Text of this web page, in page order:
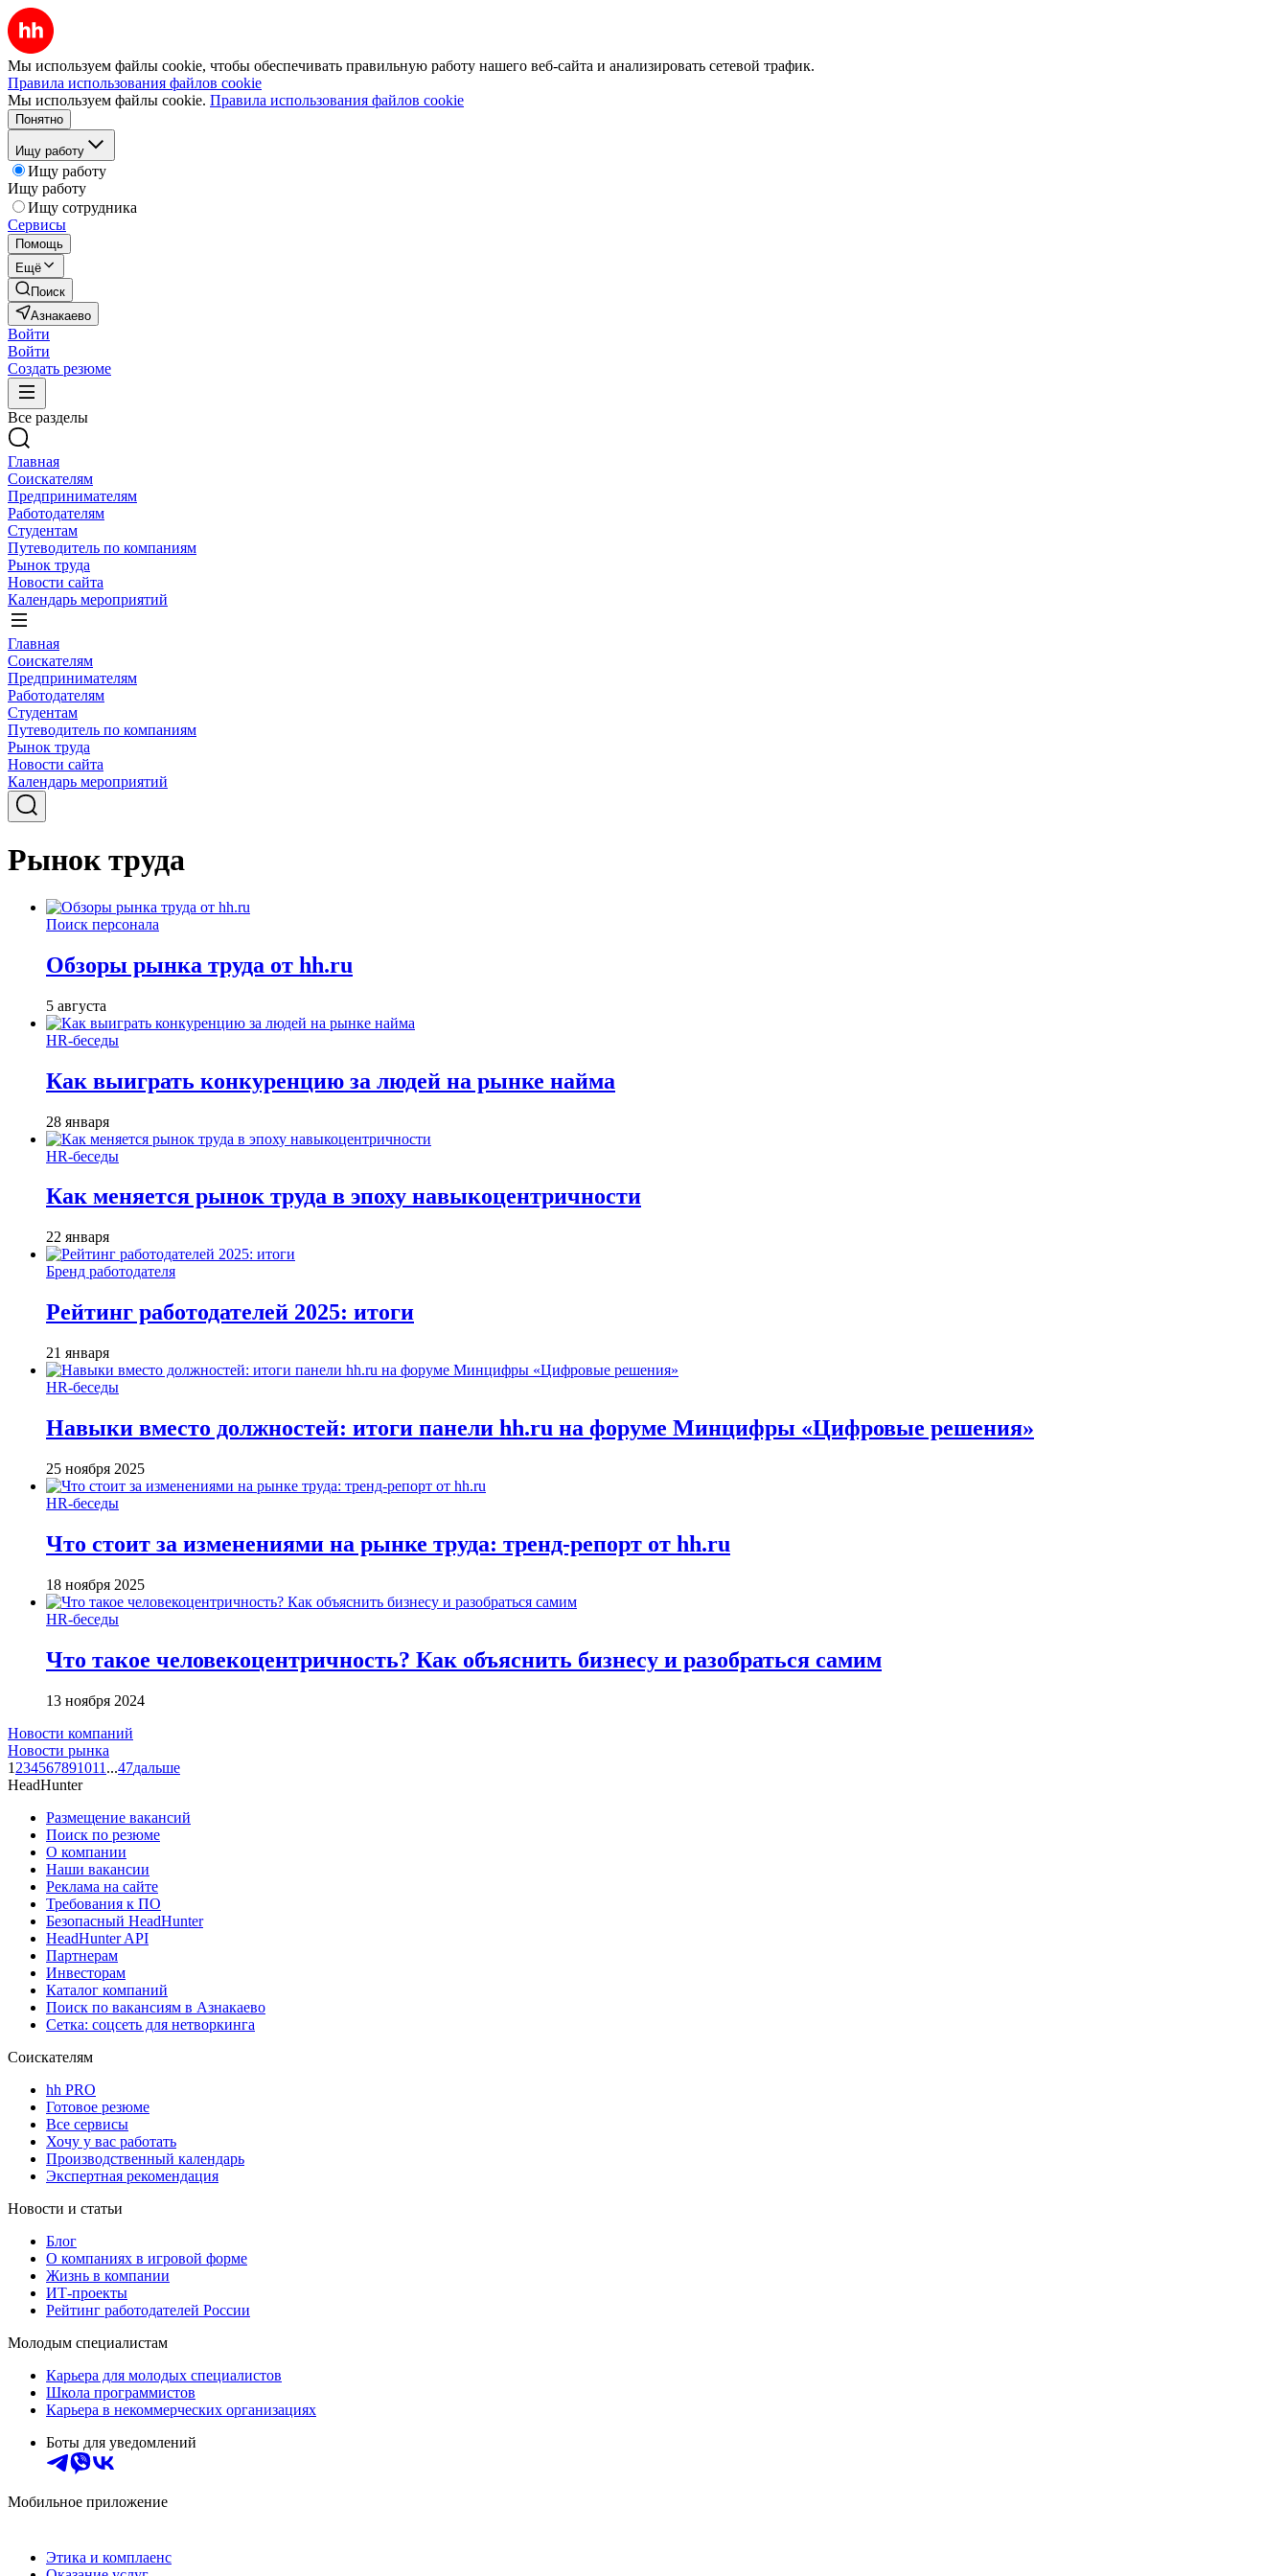
Мы используем файлы cookie, чтобы обеспечивать правильную работу нашего веб-сайта и анализировать сетевой трафик.
Правила использования файлов cookie
Мы используем файлы cookie. Правила использования файлов cookie
Понятно
Ищу работу
Ищу работу
Ищу работу
Ищу сотрудника
Сервисы
Помощь
Ещё
Поиск
Азнакаево
Войти
Войти
Создать резюме
Все разделы
Главная
Соискателям
Предпринимателям
Работодателям
Студентам
Путеводитель по компаниям
Рынок труда
Новости сайта
Календарь мероприятий
Главная
Соискателям
Предпринимателям
Работодателям
Студентам
Путеводитель по компаниям
Рынок труда
Новости сайта
Календарь мероприятий
Рынок труда
Поиск персонала
Обзоры рынка труда от hh.ru
5 августа
HR-беседы
Как выиграть конкуренцию за людей на рынке найма
28 января
HR-беседы
Как меняется рынок труда в эпоху навыкоцентричности
22 января
Бренд работодателя
Рейтинг работодателей 2025: итоги
21 января
HR-беседы
Навыки вместо должностей: итоги панели hh.ru на форуме Минцифры «Цифровые решения»
25 ноября 2025
HR-беседы
Что стоит за изменениями на рынке труда: тренд-репорт от hh.ru
18 ноября 2025
HR-беседы
Что такое человеко­центричность? Как объяснить бизнесу и разобраться самим
13 ноября 2024
Новости компаний
Новости рынка
1 234567891011 ...47дальше
HeadHunter
Размещение вакансий
Поиск по резюме
О компании
Наши вакансии
Реклама на сайте
Требования к ПО
Безопасный HeadHunter
HeadHunter API
Партнерам
Инвесторам
Каталог компаний
Поиск по вакансиям в Азнакаево
Сетка: соцсеть для нетворкинга
Соискателям
hh PRO
Готовое резюме
Все сервисы
Хочу у вас работать
Производственный календарь
Экспертная рекомендация
Новости и статьи
Блог
О компаниях в игровой форме
Жизнь в компании
ИТ-проекты
Рейтинг работодателей России
Молодым специалистам
Карьера для молодых специалистов
Школа программистов
Карьера в некоммерческих организациях
Боты для уведомлений
Мобильное приложение
Этика и комплаенс